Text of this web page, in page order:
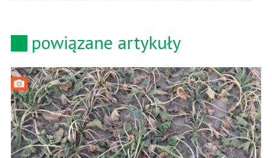
powiązane artykuły